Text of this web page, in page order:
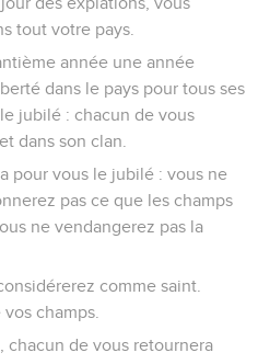
tout votre pays.
année une année
dans le pays pour tous ses
jubilé : chacun de vous
dans son clan.
pour vous le jubilé : vous ne
pas ce que les champs
ne vendangerez pas la
comme saint.
champs.
chacun de vous retournera